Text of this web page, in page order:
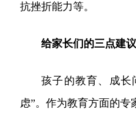
抗挫折能力等。
给家长们的三点建议
孩子的教育、成长
虑”。作为教育方面的专